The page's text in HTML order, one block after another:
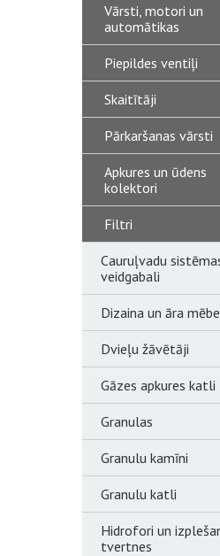
Vārsti, motori un
automātikas
Piepildes ventiļi
Skaitītāji
Pārkaršanas vārsti
Apkures un ūdens
kolektori
Filtri
Cauruļvadu
veidgabali
Dizaina un āra
Dvieļu žāvētāji
Gāzes apkures katli
Granulas
Granulu kamīni
Granulu katli
Hidrofori un
tvertnes